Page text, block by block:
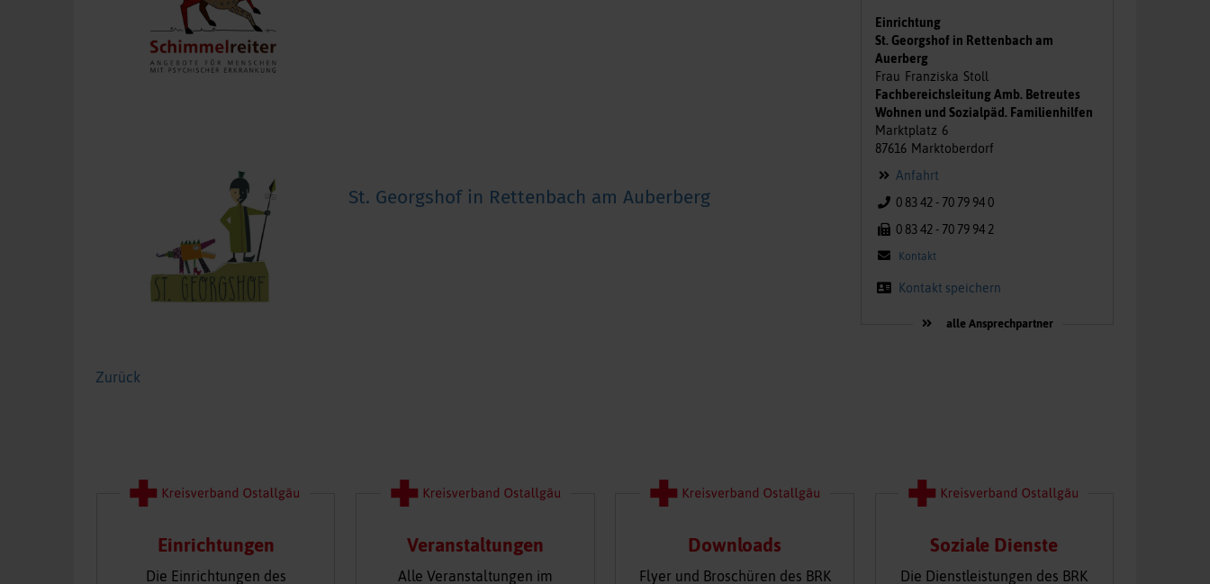
St. Georgshof in Rettenbach am Auberberg
Zurück
Einrichtung
St. Georgshof in Rettenbach am
Auerberg
Frau Franziska Stoll
Fachbereichsleitung Amb. Betreutes
Wohnen und Sozialpäd. Familienhilfen
Marktplatz 6
87616 Marktoberdorf
Anfahrt
0 83 42 - 70 79 94 0
0 83 42 - 70 79 94 2
Kontakt
Kontakt speichern
alle Ansprechpartner
Einrichtungen
Die Einrichtungen des
Veranstaltungen
Alle Veranstaltungen im
Downloads
Flyer und Broschüren des BRK
Soziale Dienste
Die Dienstleistungen des BRK